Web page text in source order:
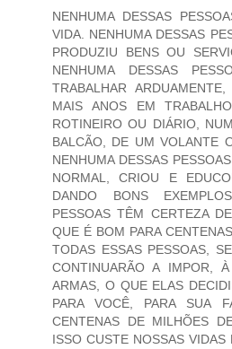
NENHUMA DESSAS
VIDA. NENHUMA DESSAS
PRODUZIU BENS OU
NENHUMA DESSAS
TRABALHAR
MAIS ANOS EM
ROTINEIRO OU DIÁRIO,
BALCÃO, DE UM VOLANTE
NENHUMA DESSAS
NORMAL, CRIOU E
DANDO BONS
PESSOAS TÊM CERTEZA
QUE É BOM PARA
TODAS ESSAS PESSOAS,
CONTINUARÃO A IMPOR,
ARMAS, O QUE ELAS
PARA VOCÊ, PARA SUA
CENTENAS DE MILHÕES
ISSO CUSTE NOSSAS